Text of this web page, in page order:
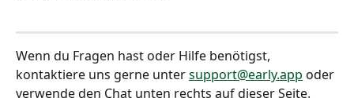
Wenn du Fragen hast oder Hilfe benötigst,
kontaktiere uns gerne unter support@early.app oder
verwende den Chat unten rechts auf dieser Seite.